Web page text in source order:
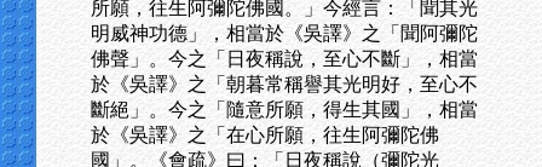
所願，往生阿彌陀佛國。」今經言：「聞其光
明威神功德」，相當於《吳譯》之「聞阿彌陀
佛聲」。今之「日夜稱說，至心不斷」，相當
於《吳譯》之「朝暮常稱譽其光明好，至心不
斷絕」。今之「隨意所願，得生其國」，相當
於《吳譯》之「在心所願，往生阿彌陀佛
國」。《會疏》曰：「日夜稱說（彌陀光